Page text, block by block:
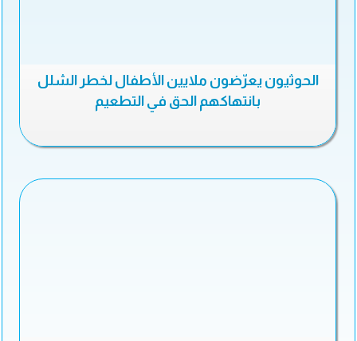
الحوثيون يعرّضون ملايين الأطفال لخطر الشلل
بانتهاكهم الحق في التطعيم